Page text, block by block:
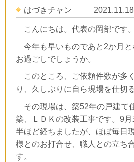
はづきチャン 2021.11.18
こんにちは。代表の岡部です。
今年も早いものであと 2か月
お過ごしでしょうか。
このところ、ご依頼件数が多
り、久しぶりに自ら現場を仕切
その現場は、築52年の戸建て
築、ＬＤＫの改装工事です。 9
半ほど経ちましたが、ほぼ毎日
様とのお打合せ、職人との立ち
す。